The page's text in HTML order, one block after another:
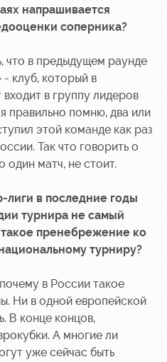
напрашивается
соперника?
что в предыдущем раунде
- клуб, который в
в группу лидеров
правильно помню, два или
этой команде как раз
Так что говорить о
один матч, не стоит.
в последние годы
турнира не самый
пренебрежение ко
турниру?
в России такое
Ни в одной европейской
В конце концов,
А многие ли
уже сейчас быть